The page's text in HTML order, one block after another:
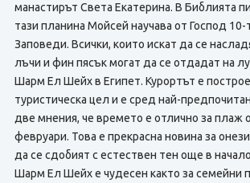
манастирът Света Екатерина. В Библията
тази планина Мойсей научава от Господ
Заповеди. Всички, които искат да се
лъчи и фин пясък могат да се отдадат на
Шарм Ел Шейх в Египет. Курортът е
туристическа цел и е сред най-
две мнения, че времето е отлично за плаж
февруари. Това е прекрасна новина за
да се сдобият с естествен тен още в
Шарм Ел Шейх е чудесен както за семейни